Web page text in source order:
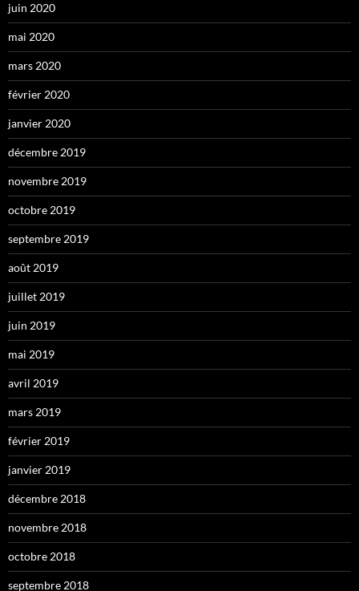
juin 2020
mai 2020
mars 2020
février 2020
janvier 2020
décembre 2019
novembre 2019
octobre 2019
septembre 2019
août 2019
juillet 2019
juin 2019
mai 2019
avril 2019
mars 2019
février 2019
janvier 2019
décembre 2018
novembre 2018
octobre 2018
septembre 2018